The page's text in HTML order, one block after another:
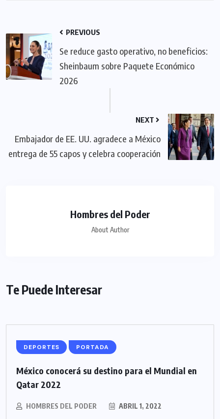
PREVIOUS
Se reduce gasto operativo, no beneficios:
Sheinbaum sobre Paquete Económico
2026
NEXT
Embajador de EE. UU. agradece a México
entrega de 55 capos y celebra cooperación
Hombres del Poder
About Author
Te Puede Interesar
DEPORTES PORTADA
México conocerá su destino para el Mundial en
Qatar 2022
HOMBRES DEL PODER ABRIL 1, 2022